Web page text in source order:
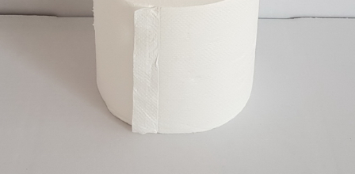
Toalet papir centralno, 2 sloja, celuloza, 12/1